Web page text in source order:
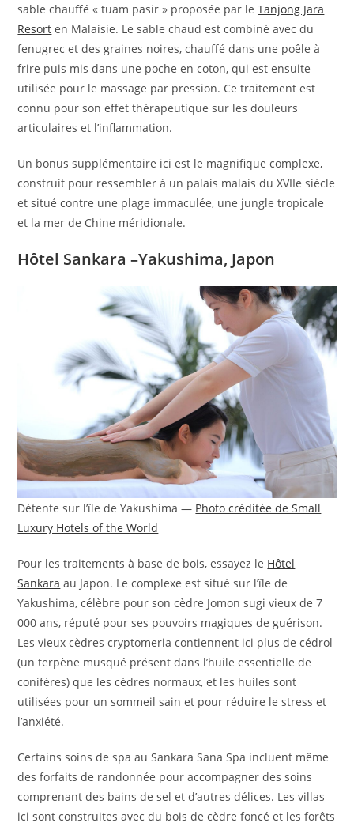
sable chauffé « tuam pasir » proposée par leTanjong Jara
Resort en Malaisie. Le sable chaud est combiné avec du
fenugrec et des graines noires, chauffé dans une poêle à
frire puis mis dans une poche en coton, qui est ensuite
utilisée pour le massage par pression. Ce traitement est
connu pour son effet thérapeutique sur les douleurs
articulaires et l’inflammation.
Un bonus supplémentaire ici est le magnifique complexe,
construit pour ressembler à un palais malais du XVIIe siècle
et situé contre une plage immaculée, une jungle tropicale
et la mer de Chine méridionale.
Hôtel Sankara –Yakushima, Japon
Détente sur l’île de Yakushima — Photo créditée de Small
Luxury Hotels of the World
Pour les traitements à base de bois, essayez le Hôtel
Sankara au Japon. Le complexe est situé sur l’île de
Yakushima, célèbre pour son cèdre Jomon sugi vieux de 7
000 ans, réputé pour ses pouvoirs magiques de guérison.
Les vieux cèdres cryptomeria contiennent ici plus de cédrol
(un terpène musqué présent dans l’huile essentielle de
conifères) que les cèdres normaux, et les huiles sont
utilisées pour un sommeil sain et pour réduire le stress et
l’anxiété.
Certains soins de spa au Sankara Sana Spa incluent même
des forfaits de randonnée pour accompagner des soins
comprenant des bains de sel et d’autres délices. Les villas
ici sont construites avec du bois de cèdre foncé et les forêts